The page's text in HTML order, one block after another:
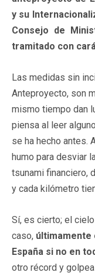
y su
Consejo de
tramitado con
Las medidas sin
Anteproyecto, son
mismo tiempo dan
piensa al leer
se ha hecho antes.
humo para desviar
tsunami financiero,
y cada kilómetro
Sí, es cierto; el
caso, últimamente
España si no en
otro récord y